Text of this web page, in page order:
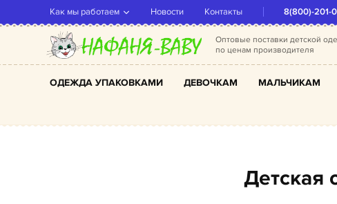
Оптовые поставки детской
по ценам производителя
ОДЕЖДА УПАКОВКАМИ ДЕВОЧКАМ МАЛЬЧИКАМ
8(800)-201-
Как мы работаем Новости Контакты